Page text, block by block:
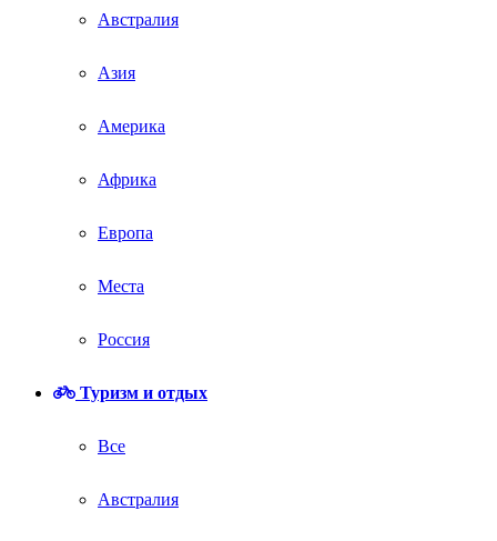
Австралия
Азия
Америка
Африка
Европа
Места
Россия
Туризм и отдых
Все
Австралия